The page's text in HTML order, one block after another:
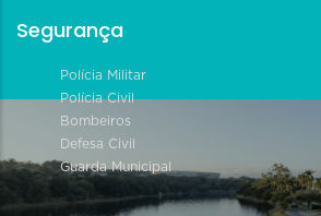
Segurança
Polícia Militar
Polícia Civil
Bombeiros
Defesa Civil
Guarda Municipal